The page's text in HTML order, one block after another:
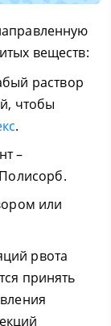
веществ:
раствор
чтобы
.
–
или
рвота
принять